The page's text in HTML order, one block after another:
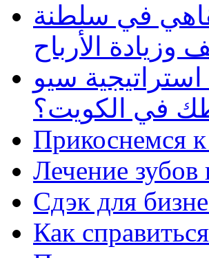
في سلطنة
الأرباح
سيو
في الكويت؟
Прикоснемся
Лечение зубов
Сдэк для
Как